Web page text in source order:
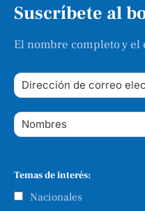
Suscríbete al
El nombre completo y
Temas de interés:
Nacionales